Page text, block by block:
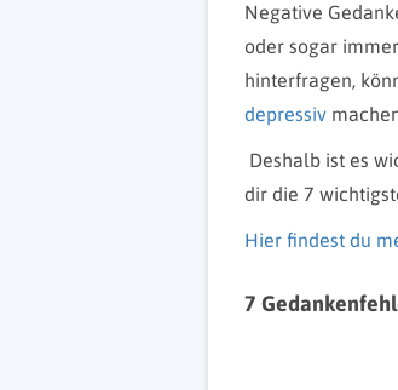
Negative
oder sogar
hinterfragen,
depressiv
Deshalb ist es
dir die 7
Hier findest du
7